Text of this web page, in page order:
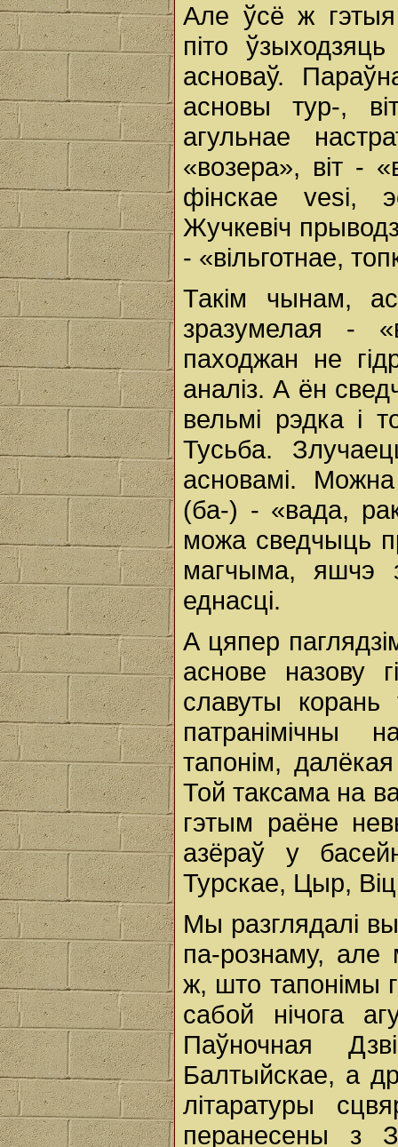
Але ўсё ж гэтыя
піто
асноваў.
асновы тур-,
агульнае
«возера», віт -
фінскае vesi,
Жучкевіч
- «вільготнае,
Такім чынам,
зразумелая -
паходжан не
аналіз. А ён
вельмі рэдка i
Тусьба.
асновамі.
(ба-) - «вада,
можа сведчыць
магчыма, яшчэ
еднасці.
А цяпер
аснове назову
славуты корань
патранімічны
тапонім,
Той таксама на
гэтым раёне
азёраў у
Турскае, Цыр,
Мы разглядалі
па-рознаму,
ж, што тапонімы
сабой нічога
Паўночная
Балтыйскае, а
літаратуры
перанесены з